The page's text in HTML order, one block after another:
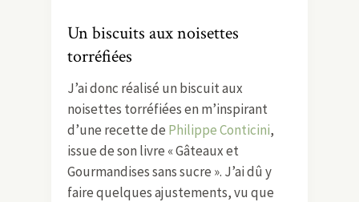
Un biscuits aux noisettes
torréfiées
J’ai donc réalisé un biscuit aux
noisettes torréfiées en m’inspirant
d’une recette de Philippe Conticini,
issue de son livre « Gâteaux et
Gourmandises sans sucre ». J’ai dû y
faire quelques ajustements, vu que